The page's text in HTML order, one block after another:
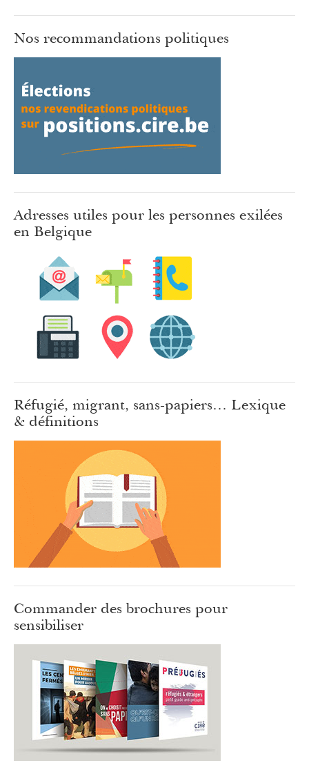
Nos recommandations politiques
Adresses utiles pour les personnes exilées
en Belgique
Réfugié, migrant, sans-papiers… Lexique
& définitions
Commander des brochures pour
sensibiliser